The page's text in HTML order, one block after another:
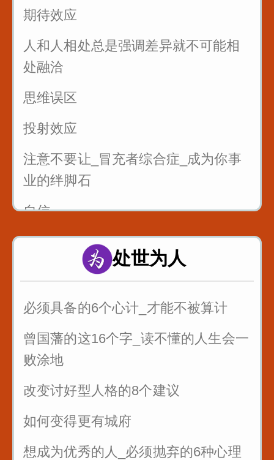
话
三招让你和任何人说话
期待效应
人和人相处总是强调差异就不可能相
处融洽
思维误区
投射效应
注意不要让_冒充者综合症_成为你事
业的绊脚石
自信
处世为人
必须具备的6个心计_才能不被算计
曾国藩的这16个字_读不懂的人生会一
败涂地
改变讨好型人格的8个建议
如何变得更有城府
想成为优秀的人_必须抛弃的6种心理